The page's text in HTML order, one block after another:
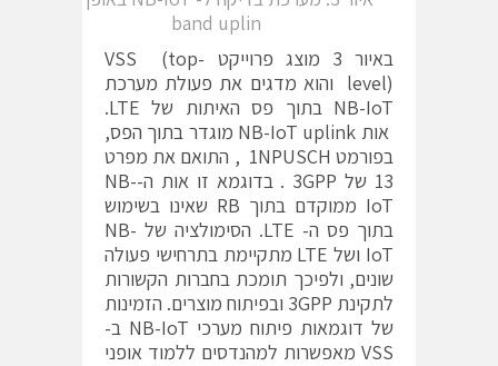
band uplin
באיור 3 מוצג פרוייקט VSS (top-
level) והוא מדגים את פעולת מערכת
NB-IoT בתוך פס האיתות של LTE.
אות NB-IoT uplink מוגדר בתוך הפס,
בפורמט 1NPUSCH , התואם את מפרט
13 של 3GPP . בדוגמא זו אות ה-NB-
IoT ממוקדם בתוך RB שאינו בשימוש
בתוך פס ה- LTE. הסימולציה של NB-
IoT ושל LTE מתקיימת בתרחישי פעולה
שונים, ולפיכך תומכת בחברות הקשורות
לתקינת 3GPP ובפיתוח מוצרים. הזמינות
של דוגמאות פיתוח מערכי NB-IoT ב-
VSS מאפשרות למהנדסים ללמוד אופני